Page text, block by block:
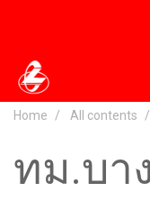
Home All contents
ทม.บา